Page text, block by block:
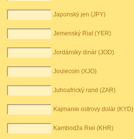
Japonský jen (JPY)
Jemenský Rial (YER)
Jordánsky dinár (JOD)
Joulecoin (XJO)
Juhoafrický rand (ZAR)
Kajmanie ostrovy dolár (KYD)
Kambodža Riel (KHR)